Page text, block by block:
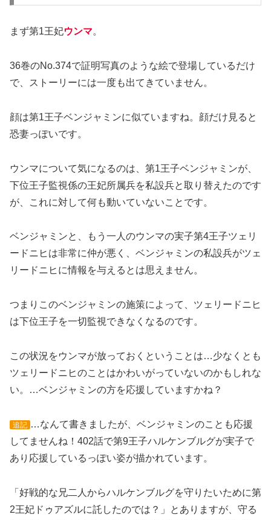
まず第1王妃ウンマ。
36巻のNo.374で証明写真のような絵で登場しているだけ
で、ストーリーには一度も出てきていません。
顔は第1王子ベンジャミンに似ていますね。顔だけ見ると
恐妻っぽいです。
ウンマについて気になるのは、第1王子ベンジャミンが、
下位王子監視係の王妃所属兵を私設兵と取り替えたのです
が、これに対して何も動いていないことです。
ベンジャミンと、もう一人のウンマの実子第4王子ツェリ
ードニヒは非常に仲が悪く、ベンジャミンの私設兵がツェ
リードニヒに情報を与えるとは思えません。
つまりこのベンジャミンの施策によって、ツェリードニヒ
は下位王子を一切監視できなくなるのです。
この状況をウンマが放っておくということは…少なくとも
ツェリードニヒのことはかわいがっていないのかもしれな
い。…ベンジャミンの方を応援していますかね？
追記 …なんて書きましたが、ベンジャミンのことも応援
してませんね！402話で第9王子ハルケンブルグが実子で
あり応援しているっぽい姿が描かれています。
「好戦的な兄二人からハルケンブルグを守りたいために第
2王妃ドゥアズルに託したのでは？」とありますが、守る